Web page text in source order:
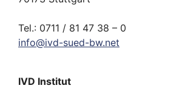
Tel.: 0711 / 81 47 38 – 0
info@ivd-sued-bw.net
IVD Institut